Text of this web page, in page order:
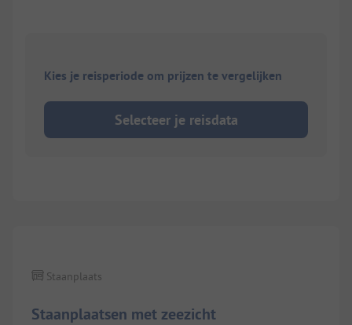
Kies je reisperiode om prijzen te vergelijken
Selecteer je reisdata
Staanplaatsen met zeezicht
Staanplaats